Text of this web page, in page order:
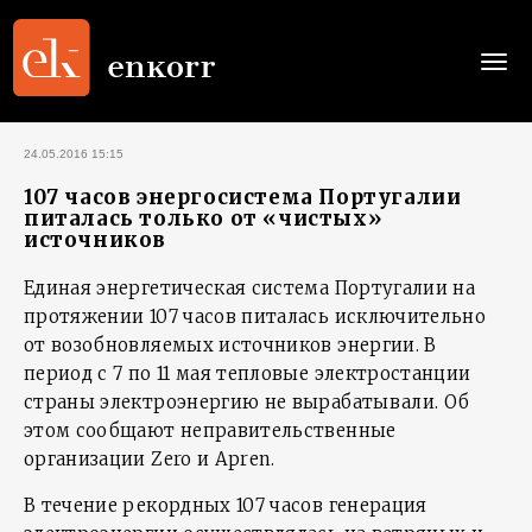
24.05.2016 15:15
107 часов энергосистема Португалии
питалась только от «чистых»
источников
Единая энергетическая система Португалии на
протяжении 107 часов питалась исключительно
от возобновляемых источников энергии. В
период с 7 по 11 мая тепловые электростанции
страны электроэнергию не вырабатывали. Об
этом сообщают неправительственные
организации Zero и Apren.
В течение рекордных 107 часов генерация